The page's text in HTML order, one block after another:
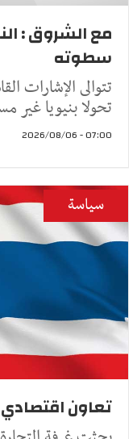
مع الشروق :
سطوته
تتوالى الإشارات
تحولا بنيويا غير
07:00 - 2026/08/06
سياسة
تعاون